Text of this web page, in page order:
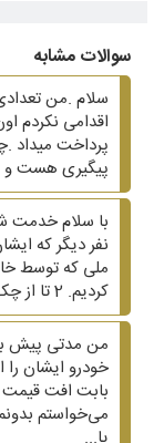
سوالات مشابه
اقدامی نکردم
پرداخت میداد
پیگیری هست و
با سلام خدمت
نفر دیگر که
ملی که توسط
کردیم. 2 تا از چکها پاس شد و متاسفانه یکی ا...
خودرو ایشان را
بابت افت قیمت
می‌خواستم